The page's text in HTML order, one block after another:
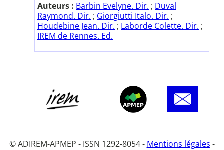
Auteurs : Barbin Evelyne. Dir. ; Duval
Raymond. Dir. ; Giorgiutti Italo. Dir. ;
Houdebine Jean. Dir. ; Laborde Colette. Dir. ;
IREM de Rennes. Ed.
© ADIREM-APMEP - ISSN 1292-8054 - Mentions légales -